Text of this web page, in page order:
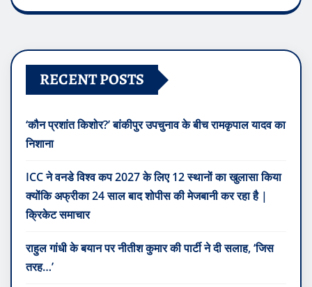
RECENT POSTS
‘कौन प्रशांत किशोर?’ बांकीपुर उपचुनाव के बीच रामकृपाल यादव का
निशाना
ICC ने वनडे विश्व कप 2027 के लिए 12 स्थानों का खुलासा किया
क्योंकि अफ्रीका 24 साल बाद शोपीस की मेजबानी कर रहा है |
क्रिकेट समाचार
राहुल गांधी के बयान पर नीतीश कुमार की पार्टी ने दी सलाह, ‘जिस
तरह…’